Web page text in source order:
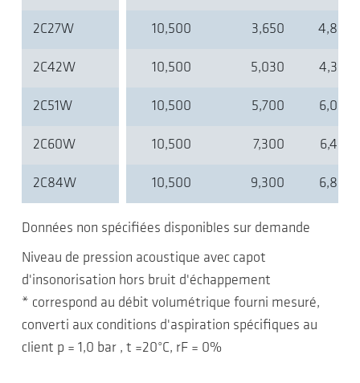
2C27W 10,500 3,650 4,800
2C42W 10,500 5,030 4,300
2C51W 10,500 5,700 6,000
2C60W 10,500 7,300 6,400
2C84W 10,500 9,300 6,800
Données non spécifiées disponibles sur demande
Niveau de pression acoustique avec capot
d'insonorisation hors bruit d'échappement
* correspond au débit volumétrique fourni mesuré,
converti aux conditions d'aspiration spécifiques au
client p = 1,0 bar , t =20°C, rF = 0%